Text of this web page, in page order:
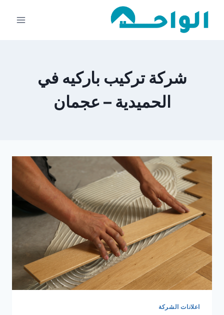
شركة تركيب باركيه في
الحميدية – عجمان
اعلانات الشركة